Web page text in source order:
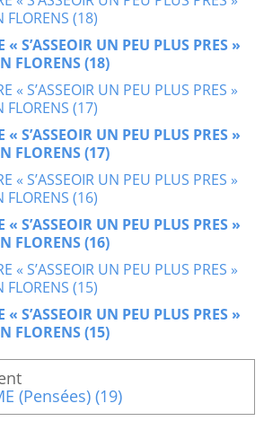
« S’ASSEOIR UN PEU PLUS PRES »
FLORENS (18)
« S’ASSEOIR UN PEU PLUS PRES »
FLORENS (17)
« S’ASSEOIR UN PEU PLUS PRES »
FLORENS (16)
« S’ASSEOIR UN PEU PLUS PRES »
FLORENS (15)
(Pensées) (19)